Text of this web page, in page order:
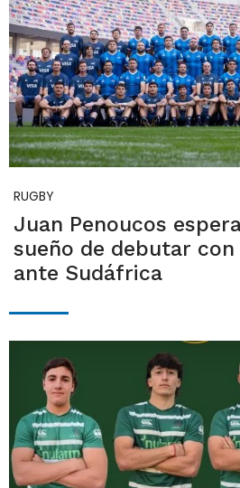
RUGBY
Juan Penoucos
sueño de debutar con
ante Sudáfrica